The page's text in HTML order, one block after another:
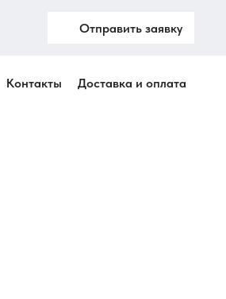
Отправить заявку
Контакты Доставка и оплата